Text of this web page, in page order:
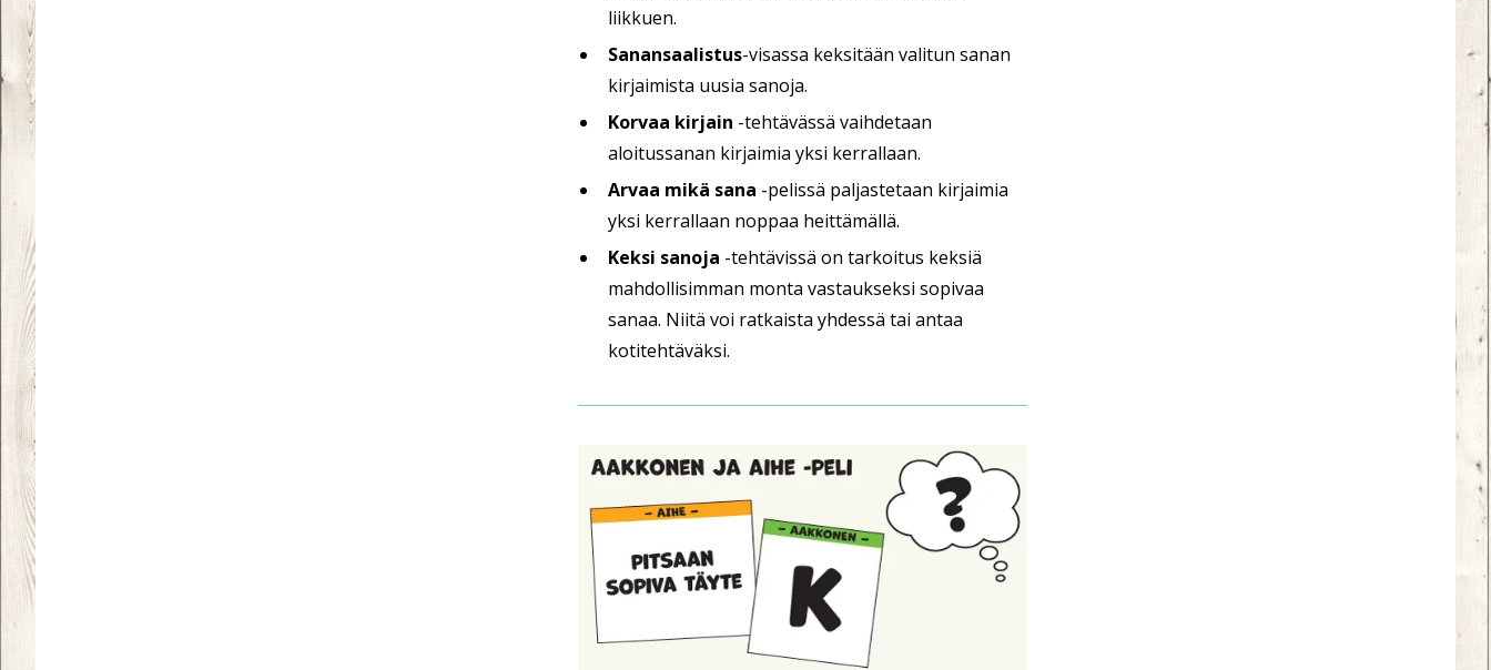
liikkuen.
Sanansaalistus-visassa keksitään valitun sanan
kirjaimista uusia sanoja.
Korvaa kirjain -tehtävässä vaihdetaan
aloitussanan kirjaimia yksi kerrallaan.
Arvaa mikä sana -pelissä paljastetaan kirjaimia
yksi kerrallaan noppaa heittämällä.
Keksi sanoja -tehtävissä on tarkoitus keksiä
mahdollisimman monta vastaukseksi sopivaa
sanaa. Niitä voi ratkaista yhdessä tai antaa
kotitehtäväksi.